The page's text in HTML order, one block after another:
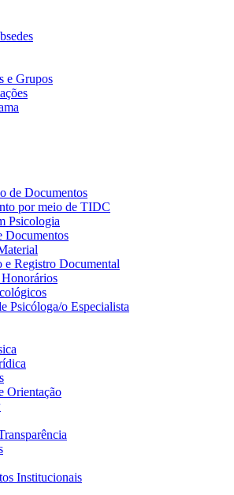
e Grupos
de Documentos
por meio de TIDC
Psicologia
Documentos
e Registro Documental
Psicóloga/o Especialista
Orientação
Institucionais